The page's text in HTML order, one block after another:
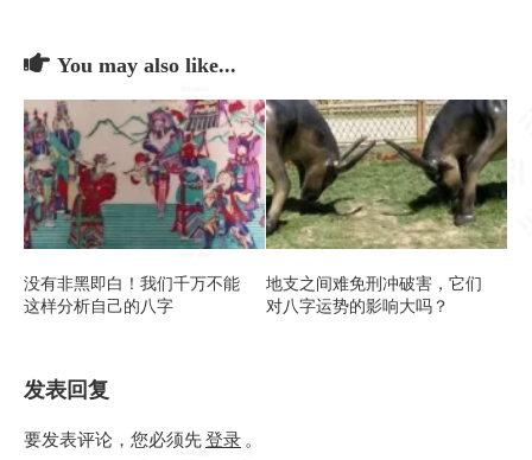
You may also like...
没有非黑即白！我们千万不能
这样分析自己的八字
地支之间难免刑冲破害，它们
对八字运势的影响大吗？
发表回复
要发表评论，您必须先登录 。